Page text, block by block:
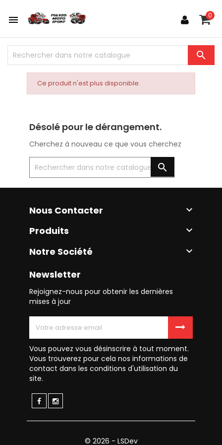
 0

Ce produit n'est plus disponible.
Désolé pour le dérangement.
Cherchez à nouveau ce que vous cherchez

Nous Contacter 
Produits 
Notre Société 
Newsletter
Rejoignez-nous pour obtenir les dernières
mises à jour
Vous pouvez vous désinscrire à tout moment.
Vous trouverez pour cela nos informations de
contact dans les conditions d'utilisation du
site.
© 2026 - LSDev